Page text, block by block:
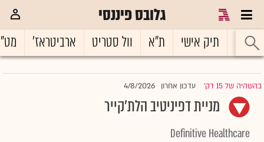
גלובס פיננסי
ראשי תיק אישי ת"א וול סטריט ארביטראז'
בהשהיה של 15 דק' |עדכון אחרון 4/8/2026
מניית דפיניטיב הלת'קייר
Definitive Healthcare